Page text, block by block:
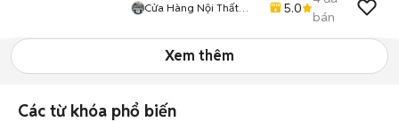
Cửa Hàng Nội Thất
5.0
bán
Xem thêm
Các từ khóa phổ biến